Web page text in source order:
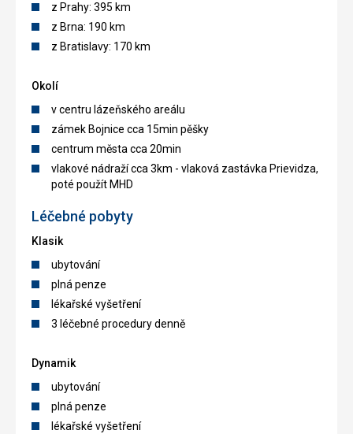
z Prahy: 395 km
z Brna: 190 km
z Bratislavy: 170 km
Okolí
v centru lázeňského areálu
zámek Bojnice cca 15min pěšky
centrum města cca 20min
vlakové nádraží cca 3km - vlaková zastávka Prievidza,
poté použít MHD
Léčebné pobyty
Klasik
ubytování
plná penze
lékařské vyšetření
3 léčebné procedury denně
Dynamik
ubytování
plná penze
lékařské vyšetření